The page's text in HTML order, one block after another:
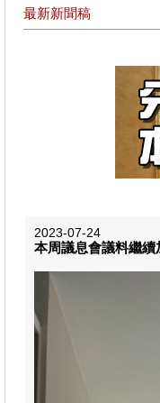
最新新聞稿
2023-07-24
本周議息會議料繼